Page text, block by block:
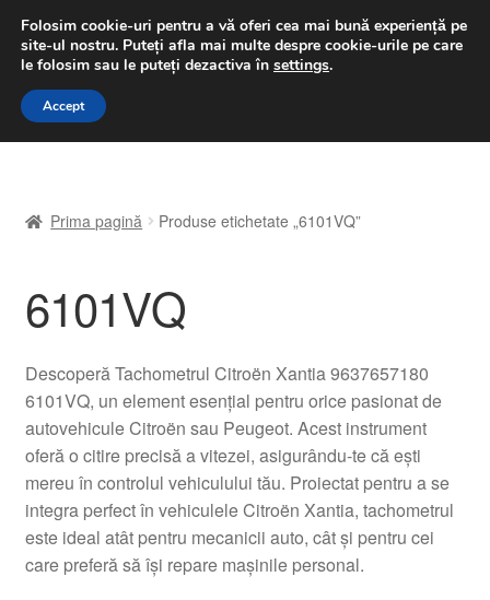
LIVRARE de la 33 lei
luni-vineri 9 a.m. - 4 p.m.031 229 6816
Sari
Sari
A lua legatura
Contul meu
Despre noi
Finalizare comandă
Livrare
Livrare în toată lumea
Prima pagină Produse etichetate „6101VQ”
6101VQ
Descoperă Tachometrul Citroën Xantia 9637657180
6101VQ, un element esențial pentru orice pasionat de
autovehicule Citroën sau Peugeot. Acest instrument
oferă o citire precisă a vitezei, asigurându-te că ești
mereu în controlul vehiculului tău. Proiectat pentru a se
integra perfect în vehiculele Citroën Xantia, tachometrul
este ideal atât pentru mecanicii auto, cât și pentru cei
care preferă să își repare mașinile personal.
Folosim cookie-uri pentru a vă oferi cea mai bună experiență pe
site-ul nostru. Puteți afla mai multe despre cookie-urile pe care
le folosim sau le puteți dezactiva în settings.
Accept